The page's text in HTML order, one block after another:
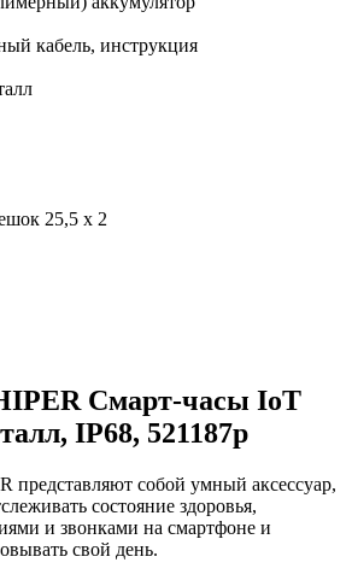
кабель, инструкция
25,5 х 2
Смарт-часы IoT
IP68, 521187p
представляют собой умный аксессуар,
состояние здоровья,
и звонками на смартфоне и
свой день.